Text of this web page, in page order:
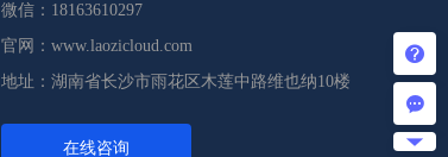
微信：18163610297
官网：www.laozicloud.com
地址：湖南省长沙市雨花区木莲中路维也纳10楼
在线咨询